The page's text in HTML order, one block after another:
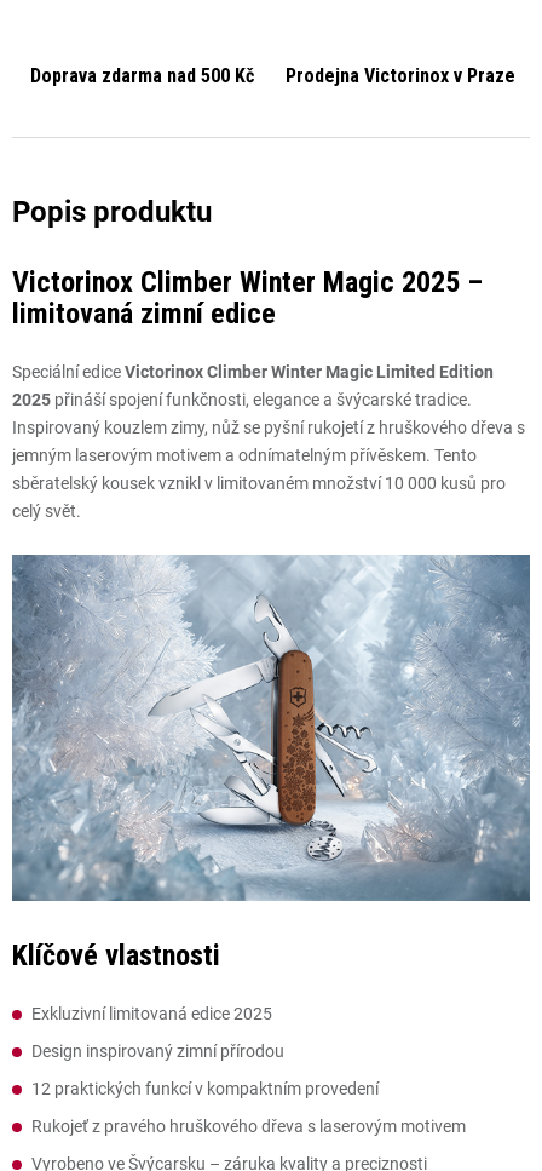
Doprava zdarma nad 500 Kč Prodejna Victorinox v Praze
Victorinox Climber Winter Magic 2025 –
limitovaná zimní edice
Speciální ediceVictorinox Climber Winter Magic Limited Edition
2025 přináší spojení funkčnosti, elegance a švýcarské tradice.
Inspirovaný kouzlem zimy, nůž se pyšní rukojetí z hruškového dřeva s
jemným laserovým motivem a odnímatelným přívěskem. Tento
sběratelský kousek vznikl v limitovaném množství 10 000 kusů pro
celý svět.
Klíčové vlastnosti
Exkluzivní limitovaná edice 2025
Design inspirovaný zimní přírodou
12 praktických funkcí v kompaktním provedení
Rukojeť z pravého hruškového dřeva s laserovým motivem
Vyrobeno ve Švýcarsku – záruka kvality a preciznosti